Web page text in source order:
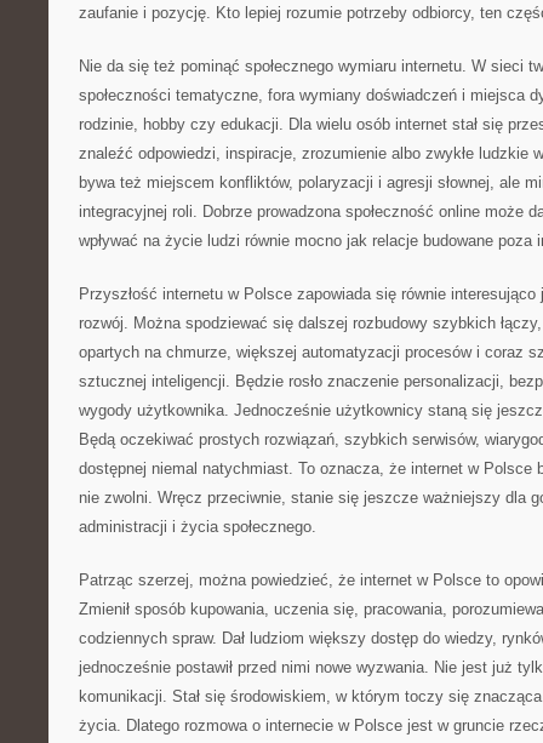
zaufanie i pozycję. Kto lepiej rozumie potrzeby odbiorcy, ten
Nie da się też pominąć społecznego wymiaru internetu. W sieci
społeczności tematyczne, fora wymiany doświadczeń i miejsca
rodzinie, hobby czy edukacji. Dla wielu osób internet stał się
znaleźć odpowiedzi, inspiracje, zrozumienie albo zwykłe ludzkie
bywa też miejscem konfliktów, polaryzacji i agresji słownej, ale
integracyjnej roli. Dobrze prowadzona społeczność online może
wpływać na życie ludzi równie mocno jak relacje budowane poza
Przyszłość internetu w Polsce zapowiada się równie
rozwój. Można spodziewać się dalszej rozbudowy szybkich
opartych na chmurze, większej automatyzacji procesów i coraz
sztucznej inteligencji. Będzie rosło znaczenie personalizacji,
wygody użytkownika. Jednocześnie użytkownicy staną się
Będą oczekiwać prostych rozwiązań, szybkich serwisów,
dostępnej niemal natychmiast. To oznacza, że internet w Polsce
nie zwolni. Wręcz przeciwnie, stanie się jeszcze ważniejszy dla
administracji i życia społecznego.
Patrząc szerzej, można powiedzieć, że internet w Polsce to
Zmienił sposób kupowania, uczenia się, pracowania,
codziennych spraw. Dał ludziom większy dostęp do wiedzy,
jednocześnie postawił przed nimi nowe wyzwania. Nie jest już
komunikacji. Stał się środowiskiem, w którym toczy się
życia. Dlatego rozmowa o internecie w Polsce jest w gruncie